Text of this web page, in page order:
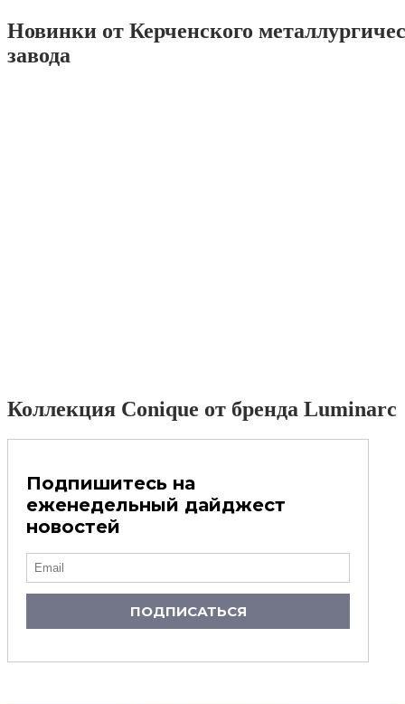
Новинки от Керченского
завода
Коллекция Conique от бренда Luminarc
Подпишитесь на
еженедельный дайджест
новостей
ПОДПИСАТЬСЯ